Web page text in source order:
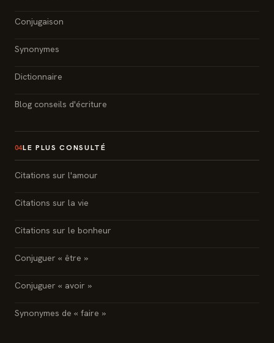
Conjugaison
Synonymes
Dictionnaire
Blog conseils d'écriture
04LE PLUS CONSULTÉ
Citations sur l'amour
Citations sur la vie
Citations sur le bonheur
Conjuguer « être »
Conjuguer « avoir »
Synonymes de « faire »